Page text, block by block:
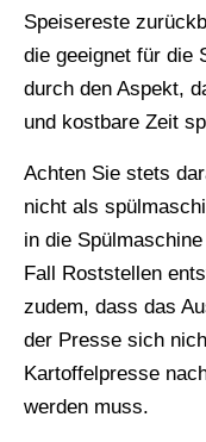
Speisereste
die geeignet für die
durch den Aspekt,
und kostbare Zeit
Achten Sie stets
nicht als
in die
Fall Roststellen
zudem, dass das
der Presse sich
Kartoffelpresse
werden muss.